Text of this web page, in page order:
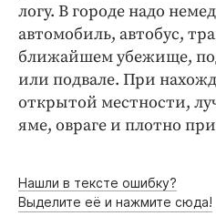
логу. В городе надо
автомобиль, автобус,
ближайшем убежище,
или подвале. При
открытой местности,
яме, овраге и плотно
Нашли в тексте ошибку?
Выделите её и нажмите сюда!